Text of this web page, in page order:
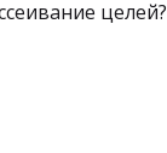
целей?